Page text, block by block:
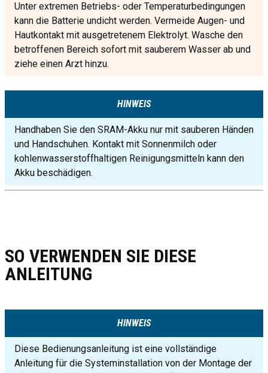
Unter extremen Betriebs- oder Temperaturbedingungen
kann die Batterie undicht werden. Vermeide Augen- und
Hautkontakt mit ausgetretenem Elektrolyt. Wasche den
betroffenen Bereich sofort mit sauberem Wasser ab und
ziehe einen Arzt hinzu.
HINWEIS
Handhaben Sie den SRAM-Akku nur mit sauberen Händen
und Handschuhen. Kontakt mit Sonnenmilch oder
kohlenwasserstoffhaltigen Reinigungsmitteln kann den
Akku beschädigen.
SO VERWENDEN SIE DIESE
ANLEITUNG
HINWEIS
Diese Bedienungsanleitung ist eine vollständige
Anleitung für die Systeminstallation von der Montage der